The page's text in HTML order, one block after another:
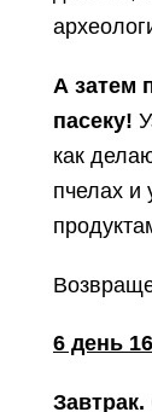
А затем
пасеку!
как
пчелах и
6 день
Завтрак.